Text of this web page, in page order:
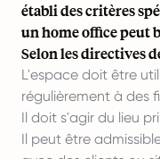
établi des critères
un home office peut
Selon les directives
L'espace doit être
régulièrement à des
Il doit s'agir du lieu
Il peut être